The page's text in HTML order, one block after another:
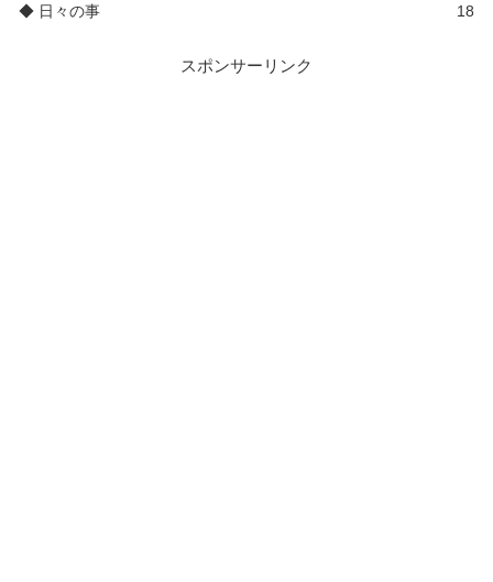
◆ 日々の事
18
スポンサーリンク